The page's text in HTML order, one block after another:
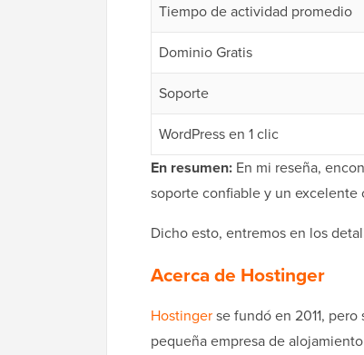
Tiempo de actividad promedio
Dominio Gratis
Soporte
WordPress en 1 clic
En resumen: En mi reseña,
soporte confiable y un excelente
Dicho esto, entremos en los
Acerca de Hostinger
Hostingerse fundó en 2011,
pequeña empresa de